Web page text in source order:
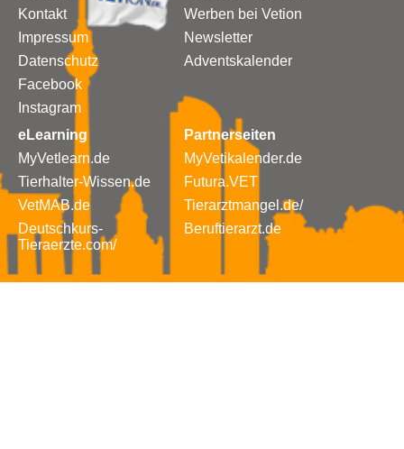
Kontakt
Impressum
Datenschutz
Facebook
Instagram
Werben bei Vetion
Newsletter
Adventskalender
eLearning
MyVetlearn.de
Tierhalter-Wissen.de
VetMAB.de
Deutschkurs-
Tieraerzte.com/
Partnerseiten
MyVetikalender.de
Futura.VET
Tierarztmangel.de/
Beruftierarzt.de